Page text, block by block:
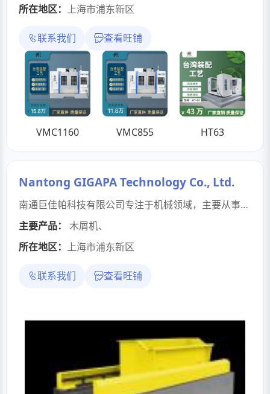
所在地区： 上海市浦东新区
联系我们 查看旺铺
VMC1160 VMC855 HT63
Nantong GIGAPA Technology Co., Ltd.
南通巨佳帕科技有限公司专注于机械领域，主要从事液压设备、环保设备、再生资源处理设备、固体废物资源化设备、定制液压缸、定制液压站等产品的研发、生产与销售。公司团队拥有十余年相关领域的研发与制造经验。公司坐落于世界长寿之乡江苏省如皋市，研发销售办公地位于如皋智谷科技产业园，生产厂房位于工业制造强镇白蒲镇。 基于十余年的经验以及与众多客户沟通的亲身体会，我们深刻理解客户在采购和使用设备过程中的关切与困扰。我们的存在是为了填补市场空白，让客户不再为设备选择犯难，让客户更轻松地使用设备，减少企业的后顾之忧，减轻工人的繁重负担。 公司热切期望实现企业的社会价值，赢得用户的信任与认可，以"解决客户痛点，实现客户梦想"为使命，成为一家以诚信和责任著称的企业。为此，巨佳帕全体员工必须统一思想，努力践行"诚实可靠、真诚负责、为客户创造价值、团结协作、力求进步、为自己创造未来"的价值观。
主要产品：
木屑机、
所在地区： 上海市浦东新区
联系我们 查看旺铺